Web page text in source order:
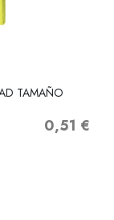
TAMAÑO
Precio
0,51 €